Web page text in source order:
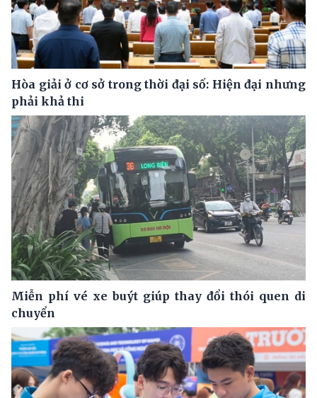
Hòa giải ở cơ sở trong thời đại số: Hiện đại nhưng
phải khả thi
Miễn phí vé xe buýt giúp thay đổi thói quen di
chuyển